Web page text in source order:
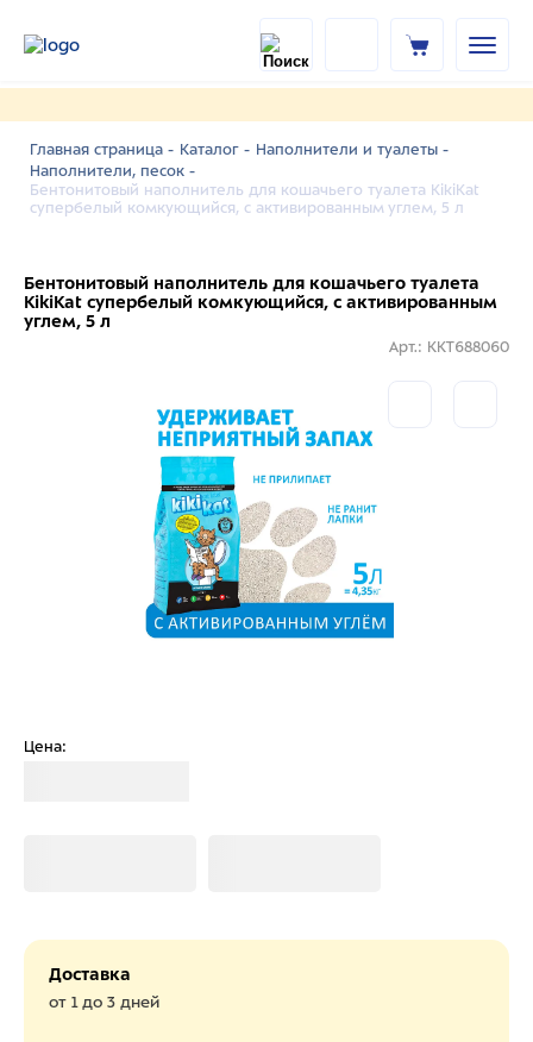
Главная страница - Каталог - Наполнители и туалеты -
Наполнители, песок -
Бентонитовый наполнитель для кошачьего туалета KikiKat
супербелый комкующийся, с активированным углем, 5 л
Бентонитовый наполнитель для кошачьего туалета
KikiKat супербелый комкующийся, с активированным
углем, 5 л
Арт.: KKT688060
Цена:
Доставка
от 1 до 3 дней